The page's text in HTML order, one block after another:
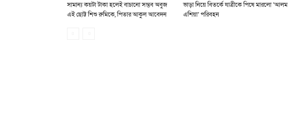
সামান্য কয়টা টাকা হলেই বাচানো সম্ভব অবুজ
এই ছোট্ট শিশু রুমিকে, পিতার আকুল আবেদন
ভাড়া নিয়ে বিতর্কে যাত্রীকে পিষে মারলো ‘আলম
এশিয়া’ পরিবহন